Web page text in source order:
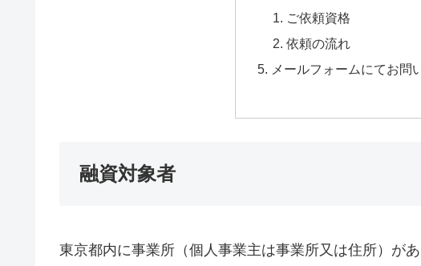
ご依頼資格
依頼の流れ
メールフォームにてお問
融資対象者
東京都内に事業所（個人事業主は事業所又は住所）が